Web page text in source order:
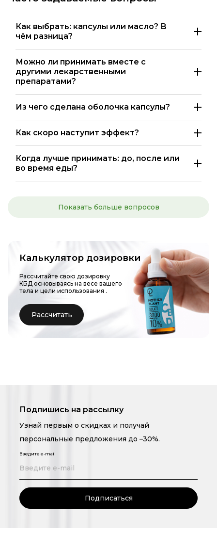
Как выбрать: капсулы или масло? В
чём разница?
Можно ли принимать вместе с
другими лекарственными
препаратами?
Из чего сделана оболочка капсулы?
Как скоро наступит эффект?
Когда лучше принимать: до, после или
во время еды?
Показать больше вопросов
Калькулятор дозировки
Рассчитайте свою дозировку
КБД основываясь на весе вашего
тела и цели использования .
Рассчитать
Подпишись на рассылку
Узнай первым о скидках и получай
персональные предложения до –30%.
Введите e-mail
Подписаться